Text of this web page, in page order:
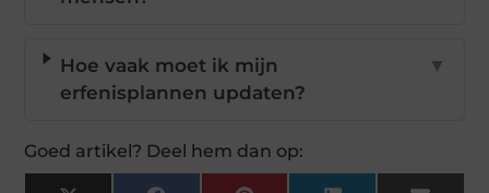
Hoe vaak moet ik mijn
erfenisplannen updaten?
▼
Goed artikel? Deel hem dan op: